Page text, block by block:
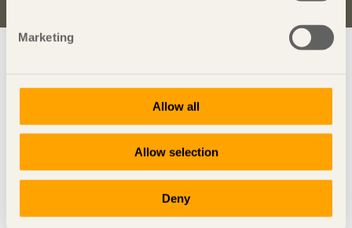
Marketing
Allow all
Allow selection
Deny
Svenskt Träsprider kunskap om trä, träprodukter och
träbyggande för att främja ett hållbart samhälle och en
livskraftig sågverksnäring. Det gör vi genom att inspirera,
utbilda och driva teknisk utveckling.
Svenskt Trä representerar svensk sågverksindustri och är en